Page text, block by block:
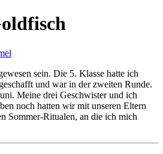
sein. Die 5. Klasse hatte ich
und war in der zweiten Runde.
Meine drei Geschwister und ich
noch hatten wir mit unseren Eltern
Sommer-Ritualen, an die ich mich